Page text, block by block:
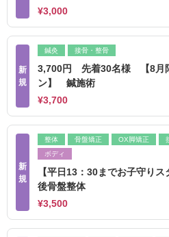
¥3,000
新
規
鍼灸 接骨・整骨
3,700円 先着30名様 【8月
ン】 鍼施術
¥3,700
新
規
整体 骨盤矯正 OX脚矯正
ボディ
【平日13：30までお子守り
後骨盤整体
¥3,500